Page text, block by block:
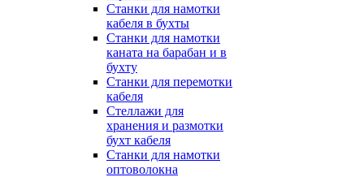
Станки для намотки
кабеля в бухты
Станки для намотки
каната на барабан и в
бухту
Станки для перемотки
кабеля
Стеллажи для
хранения и размотки
бухт кабеля
Станки для намотки
оптоволокна